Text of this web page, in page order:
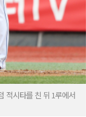
적시타를 친 뒤 1루에서